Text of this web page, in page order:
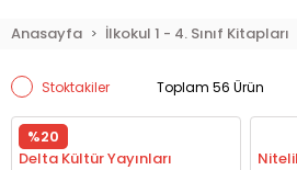
Anasayfa İlkokul 1 - 4. Sınıf Kitapları
Stoktakiler Toplam 56 Ürün
%20
Delta Kültür Yayınları